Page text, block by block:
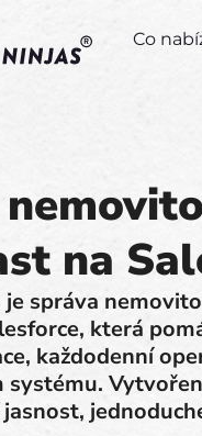
Co
na
správa
která
každodenní
systému.